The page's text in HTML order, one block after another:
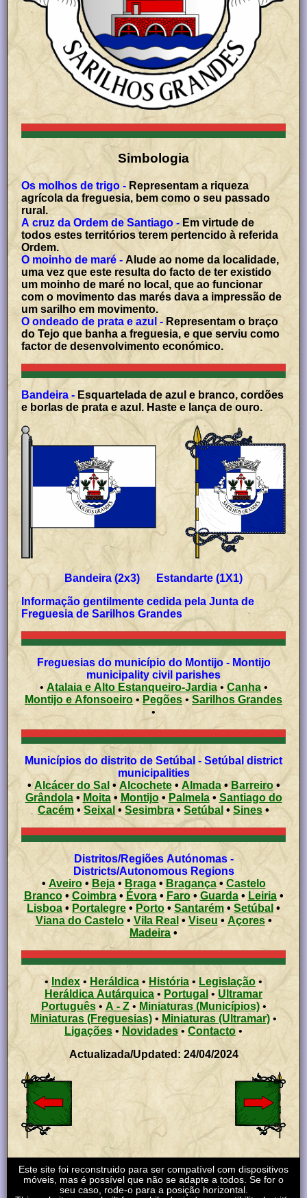
Simbologia
Os molhos de trigo - Representam a riqueza
agrícola da freguesia, bem como o seu passado
rural.
A cruz da Ordem de Santiago -Em virtude de
todos estes territórios terem pertencido à referida
Ordem.
O moinho de maré - Alude ao nome da localidade,
uma vez que este resulta do facto de ter existido
um moinho de maré no local, que ao funcionar
com o movimento das marés dava a impressão de
um sarilho em movimento.
O ondeado de prata e azul - Representam o braço
do Tejo que banha a freguesia, e que serviu como
factor de desenvolvimento económico.
Bandeira - Esquartelada de azul e branco, cordões
e borlas de prata e azul. Haste e lança de ouro.
Bandeira (2x3) Estandarte (1X1)
Informação gentilmente cedida pela Junta de
Freguesia de Sarilhos Grandes
Freguesias do município do Montijo - Montijo
municipality civil parishes
•
Atalaia e Alto Estanqueiro-Jardia• Canha•
Montijo e Afonsoeiro•Pegões •
Sarilhos Grandes
•
Municípios do distrito de Setúbal - Setúbal district
municipalities
• Alcácer do Sal • Alcochete• Almada• Barreiro•
Grândola• Moita• Montijo• Palmela• Santiago do
Cacém•Seixal • Sesimbra•Setúbal • Sines•
Distritos/Regiões Autónomas -
Districts/Autonomous Regions
• Aveiro• Beja•Braga• Bragança• Castelo
Branco• Coimbra• Évora•Faro• Guarda• Leiria•
Lisboa • Portalegre • Porto • Santarém •Setúbal •
Viana do Castelo• Vila Real • Viseu • Açores •
Madeira •
• Index• Heráldica • História • Legislação •
Heráldica Autárquica • Portugal • Ultramar
Português• A - Z• Miniaturas (Municípios)•
Miniaturas (Freguesias) •Miniaturas (Ultramar)•
Ligações• Novidades • Contacto •
Actualizada/Updated: 24/04/2024
Este site foi reconstruido para ser compatível com dispositivos
móveis, mas é possível que não se adapte a todos. Se for o
seu caso, rode-o para a posição horizontal.